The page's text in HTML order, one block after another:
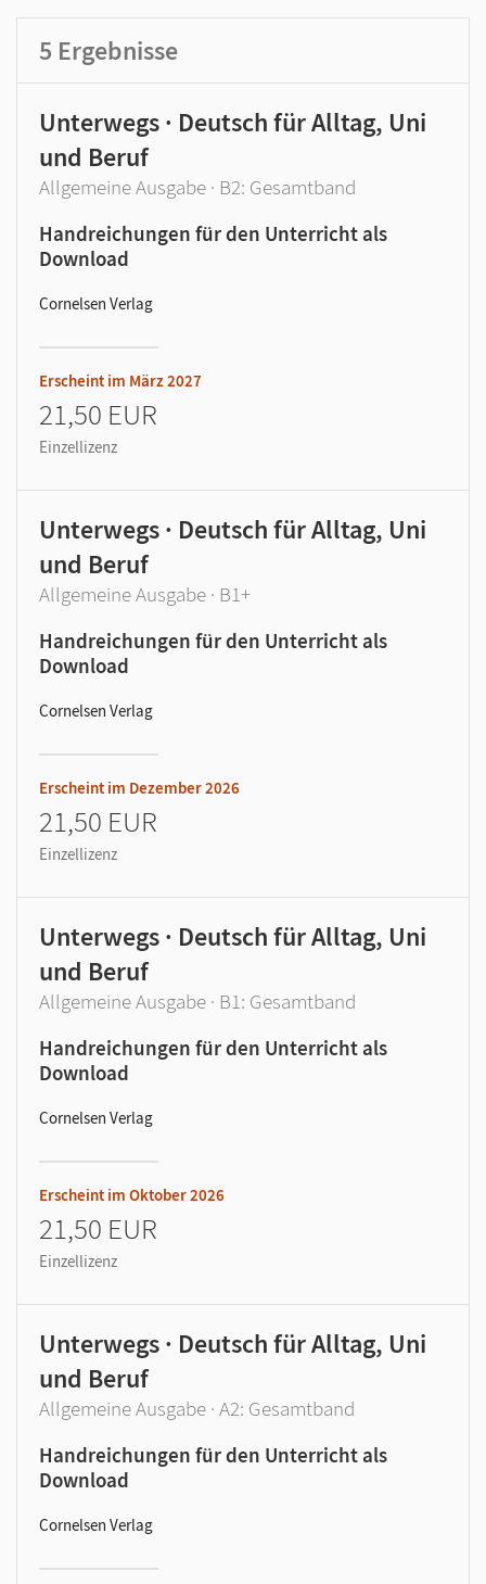
5 Ergebnisse
Unterwegs · Deutsch für Alltag, Uni
und Beruf
Allgemeine Ausgabe · B2: Gesamtband
Handreichungen für den Unterricht als
Download
Cornelsen Verlag
Erscheint im März 2027
21,50 EUR
Einzellizenz
Unterwegs · Deutsch für Alltag, Uni
und Beruf
Allgemeine Ausgabe · B1+
Handreichungen für den Unterricht als
Download
Cornelsen Verlag
Erscheint im Dezember 2026
21,50 EUR
Einzellizenz
Unterwegs · Deutsch für Alltag, Uni
und Beruf
Allgemeine Ausgabe · B1: Gesamtband
Handreichungen für den Unterricht als
Download
Cornelsen Verlag
Erscheint im Oktober 2026
21,50 EUR
Einzellizenz
Unterwegs · Deutsch für Alltag, Uni
und Beruf
Allgemeine Ausgabe · A2: Gesamtband
Handreichungen für den Unterricht als
Download
Cornelsen Verlag